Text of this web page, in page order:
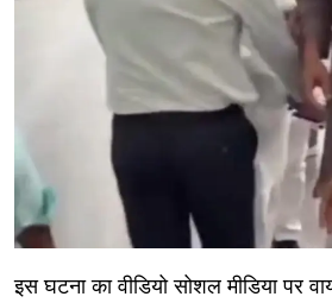
इस घटना का वीडियो सोशल मीडिया पर